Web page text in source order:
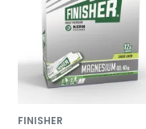
FINISHER